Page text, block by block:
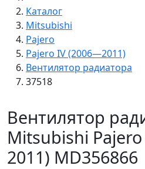
Каталог
Mitsubishi
Pajero
Pajero IV (2006—2011)
Вентилятор радиатора
37518
Вентилятор
Mitsubishi
2011)